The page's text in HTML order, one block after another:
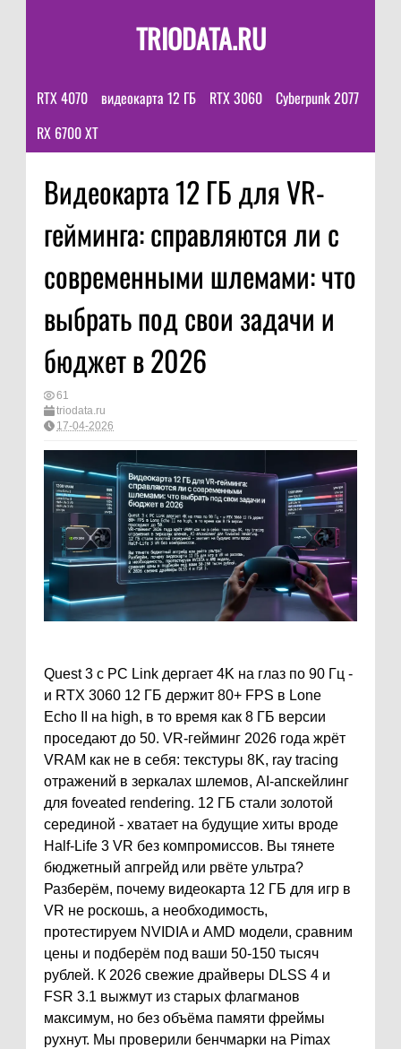
TRIODATA.RU
RTX 4070 видеокарта 12 ГБ RTX 3060
Cyberpunk 2077
RX 6700 XT
Видеокарта 12 ГБ для VR-
гейминга: справляются ли с
современными шлемами: что
выбрать под свои задачи и
бюджет в 2026
61
triodata.ru
17-04-2026
Quest 3 с PC Link дергает 4K на глаз по 90 Гц -
и RTX 3060 12 ГБ держит 80+ FPS в Lone
Echo II на high, в то время как 8 ГБ версии
проседают до 50. VR-гейминг 2026 года жрёт
VRAM как не в себя: текстуры 8K, ray tracing
отражений в зеркалах шлемов, AI-апскейлинг
для foveated rendering. 12 ГБ стали золотой
серединой - хватает на будущие хиты вроде
Half-Life 3 VR без компромиссов. Вы тянете
бюджетный апгрейд или рвёте ультра?
Разберём, почему видеокарта 12 ГБ для игр в
VR не роскошь, а необходимость,
протестируем NVIDIA и AMD модели, сравним
цены и подберём под ваши 50-150 тысяч
рублей. К 2026 свежие драйверы DLSS 4 и
FSR 3.1 выжмут из старых флагманов
максимум, но без объёма памяти фреймы
рухнут. Мы проверили бенчмарки на Pimax